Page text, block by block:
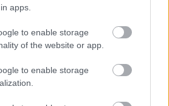
apps.
to enable storage
of the website or app.
to enable storage